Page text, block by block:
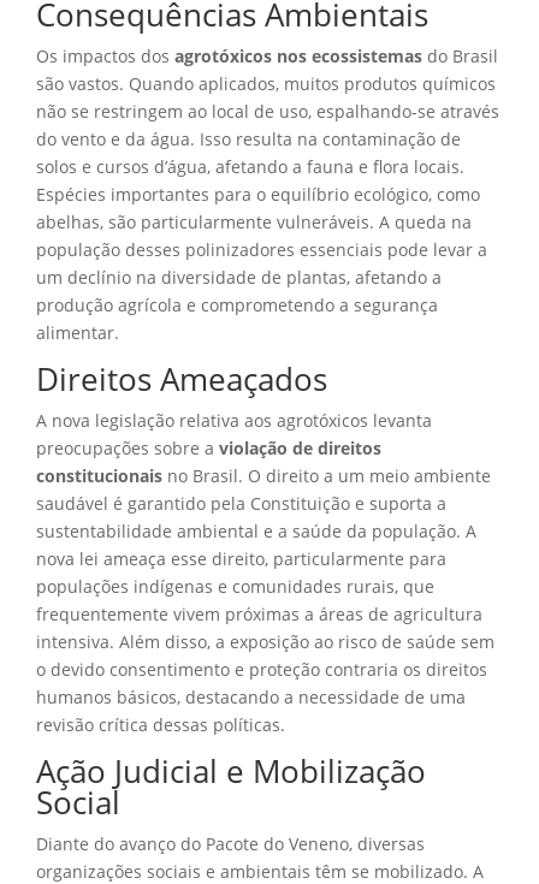
Consequências Ambientais
Os impactos dos agrotóxicos nos ecossistemas do Brasil
são vastos. Quando aplicados, muitos produtos químicos
não se restringem ao local de uso, espalhando-se através
do vento e da água. Isso resulta na contaminação de
solos e cursos d’água, afetando a fauna e flora locais.
Espécies importantes para o equilíbrio ecológico, como
abelhas, são particularmente vulneráveis. A queda na
população desses polinizadores essenciais pode levar a
um declínio na diversidade de plantas, afetando a
produção agrícola e comprometendo a segurança
alimentar.
Direitos Ameaçados
A nova legislação relativa aos agrotóxicos levanta
preocupações sobre a violação de direitos
constitucionais no Brasil. O direito a um meio ambiente
saudável é garantido pela Constituição e suporta a
sustentabilidade ambiental e a saúde da população. A
nova lei ameaça esse direito, particularmente para
populações indígenas e comunidades rurais, que
frequentemente vivem próximas a áreas de agricultura
intensiva. Além disso, a exposição ao risco de saúde sem
o devido consentimento e proteção contraria os direitos
humanos básicos, destacando a necessidade de uma
revisão crítica dessas políticas.
Ação Judicial e Mobilização
Social
Diante do avanço do Pacote do Veneno, diversas
organizações sociais e ambientais têm se mobilizado. A